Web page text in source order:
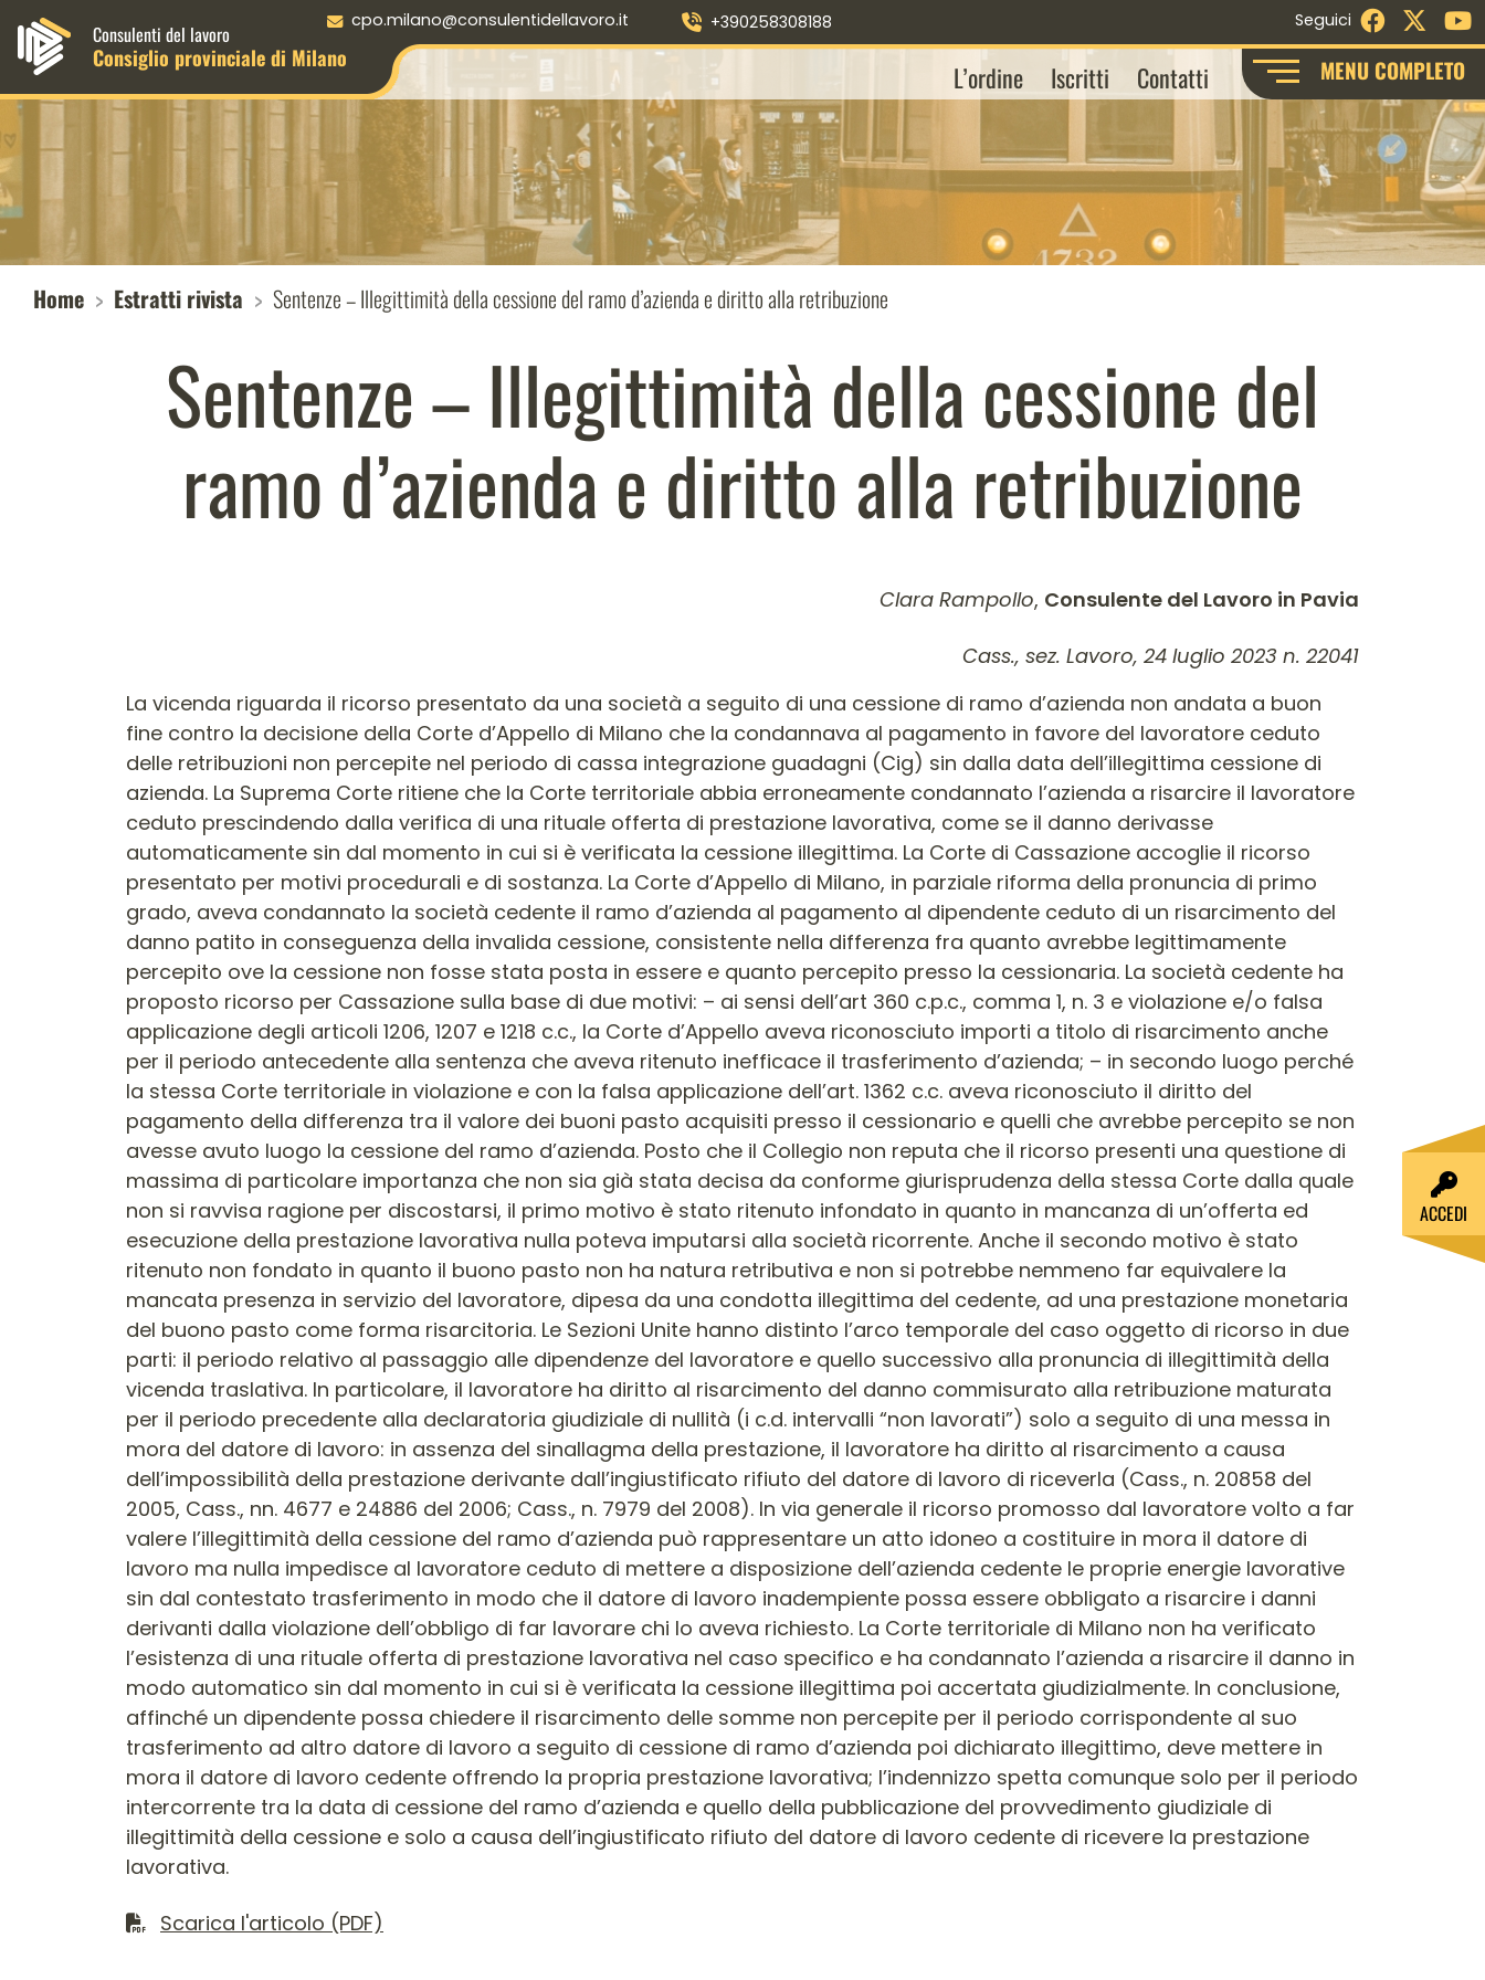
Menu principale desktop
Consulenti del lavoro
Consiglio provinciale di Milano
cpo.milano@consulentidellavoro.it +390258308188 Seguici Facebook
X -
L’ordine Iscritti Contatti MENU COMPLETO
Home Estratti rivista Sentenze – Illegittimità della cessione del ramo d’azienda e diritto alla retribuzione
Sentenze – Illegittimità della cessione del
ramo d’azienda e diritto alla retribuzione
Clara Rampollo, Consulente del Lavoro in Pavia
Cass., sez. Lavoro, 24 luglio 2023 n. 22041
La vicenda riguarda il ricorso presentato da una società a seguito di una cessione di ramo d’azienda non andata a buon
fine contro la decisione della Corte d’Appello di Milano che la condannava al pagamento in favore del lavoratore ceduto
delle retribuzioni non percepite nel periodo di cassa integrazione guadagni (Cig) sin dalla data dell’illegittima cessione di
azienda. La Suprema Corte ritiene che la Corte territoriale abbia erroneamente condannato l’azienda a risarcire il lavoratore
ceduto prescindendo dalla verifica di una rituale offerta di prestazione lavorativa, come se il danno derivasse
automaticamente sin dal momento in cui si è verificata la cessione illegittima. La Corte di Cassazione accoglie il ricorso
presentato per motivi procedurali e di sostanza. La Corte d’Appello di Milano, in parziale riforma della pronuncia di primo
grado, aveva condannato la società cedente il ramo d’azienda al pagamento al dipendente ceduto di un risarcimento del
danno patito in conseguenza della invalida cessione, consistente nella differenza fra quanto avrebbe legittimamente
percepito ove la cessione non fosse stata posta in essere e quanto percepito presso la cessionaria. La società cedente ha
proposto ricorso per Cassazione sulla base di due motivi: – ai sensi dell’art 360 c.p.c., comma 1, n. 3 e violazione e/o falsa
applicazione degli articoli 1206, 1207 e 1218 c.c., la Corte d’Appello aveva riconosciuto importi a titolo di risarcimento anche
per il periodo antecedente alla sentenza che aveva ritenuto inefficace il trasferimento d’azienda; – in secondo luogo perché
la stessa Corte territoriale in violazione e con la falsa applicazione dell’art. 1362 c.c. aveva riconosciuto il diritto del
pagamento della differenza tra il valore dei buoni pasto acquisiti presso il cessionario e quelli che avrebbe percepito se non
avesse avuto luogo la cessione del ramo d’azienda. Posto che il Collegio non reputa che il ricorso presenti una questione di
massima di particolare importanza che non sia già stata decisa da conforme giurisprudenza della stessa Corte dalla quale
non si ravvisa ragione per discostarsi, il primo motivo è stato ritenuto infondato in quanto in mancanza di un’offerta ed
esecuzione della prestazione lavorativa nulla poteva imputarsi alla società ricorrente. Anche il secondo motivo è stato
ritenuto non fondato in quanto il buono pasto non ha natura retributiva e non si potrebbe nemmeno far equivalere la
mancata presenza in servizio del lavoratore, dipesa da una condotta illegittima del cedente, ad una prestazione monetaria
del buono pasto come forma risarcitoria. Le Sezioni Unite hanno distinto l’arco temporale del caso oggetto di ricorso in due
parti: il periodo relativo al passaggio alle dipendenze del lavoratore e quello successivo alla pronuncia di illegittimità della
vicenda traslativa. In particolare, il lavoratore ha diritto al risarcimento del danno commisurato alla retribuzione maturata
per il periodo precedente alla declaratoria giudiziale di nullità (i c.d. intervalli “non lavorati”) solo a seguito di una messa in
mora del datore di lavoro: in assenza del sinallagma della prestazione, il lavoratore ha diritto al risarcimento a causa
dell’impossibilità della prestazione derivante dall’ingiustificato rifiuto del datore di lavoro di riceverla (Cass., n. 20858 del
2005, Cass., nn. 4677 e 24886 del 2006; Cass., n. 7979 del 2008). In via generale il ricorso promosso dal lavoratore volto a far
valere l’illegittimità della cessione del ramo d’azienda può rappresentare un atto idoneo a costituire in mora il datore di
lavoro ma nulla impedisce al lavoratore ceduto di mettere a disposizione dell’azienda cedente le proprie energie lavorative
sin dal contestato trasferimento in modo che il datore di lavoro inadempiente possa essere obbligato a risarcire i danni
derivanti dalla violazione dell’obbligo di far lavorare chi lo aveva richiesto. La Corte territoriale di Milano non ha verificato
l’esistenza di una rituale offerta di prestazione lavorativa nel caso specifico e ha condannato l’azienda a risarcire il danno in
modo automatico sin dal momento in cui si è verificata la cessione illegittima poi accertata giudizialmente. In conclusione,
affinché un dipendente possa chiedere il risarcimento delle somme non percepite per il periodo corrispondente al suo
trasferimento ad altro datore di lavoro a seguito di cessione di ramo d’azienda poi dichiarato illegittimo, deve mettere in
mora il datore di lavoro cedente offrendo la propria prestazione lavorativa; l’indennizzo spetta comunque solo per il periodo
intercorrente tra la data di cessione del ramo d’azienda e quello della pubblicazione del provvedimento giudiziale di
illegittimità della cessione e solo a causa dell’ingiustificato rifiuto del datore di lavoro cedente di ricevere la prestazione
lavorativa.
Scarica il file
Scarica l'articolo (PDF)
ACCEDI